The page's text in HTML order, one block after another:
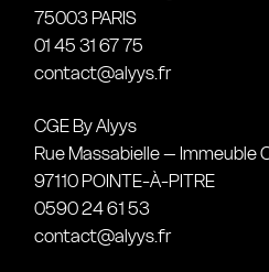
75003 PARIS
01 45 31 67 75
contact@alyys.fr
CGE By Alyys
Rue Massabielle – Immeuble
97110 POINTE-À-PITRE
0590 24 61 53
contact@alyys.fr